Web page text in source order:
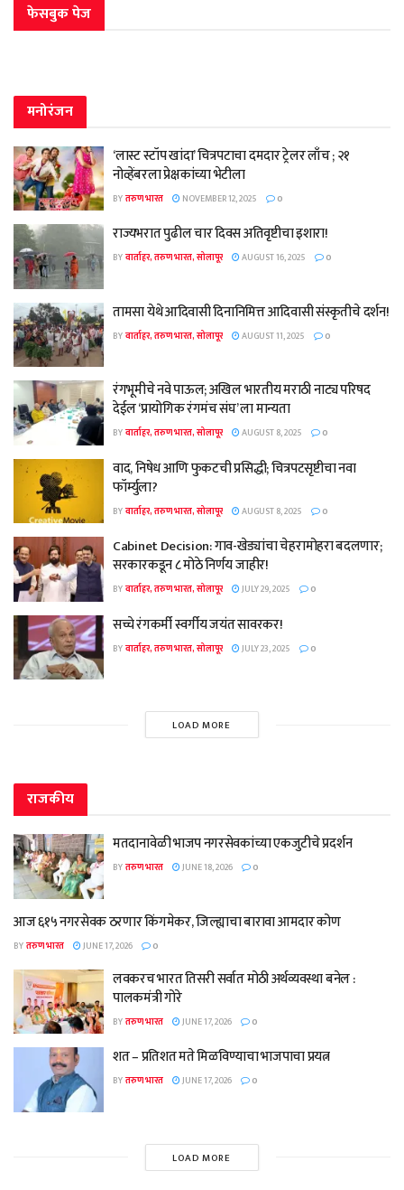
फेसबुक पेज
मनोरंजन
‘लास्ट स्टॉप खांदा’ चित्रपटाचा दमदार ट्रेलर लाँच ; २१
नोव्हेंबरला प्रेक्षकांच्या भेटीला
BYतरुण भारत NOVEMBER 12, 2025 0
राज्यभरात पुढील चार दिवस अतिवृष्टीचा इशारा!
BYवार्ताहर, तरुण भारत, सोलापूर AUGUST 16, 2025 0
तामसा येथे आदिवासी दिनानिमित्त आदिवासी संस्कृतीचे दर्शन!
BYवार्ताहर, तरुण भारत, सोलापूर AUGUST 11, 2025 0
रंगभूमीचे नवे पाऊल; अखिल भारतीय मराठी नाट्य परिषद
देईल ‘प्रायोगिक रंगमंच संघ’ ला मान्यता
BYवार्ताहर, तरुण भारत, सोलापूर AUGUST 8, 2025 0
वाद, निषेध आणि फुकटची प्रसिद्धी; चित्रपटसृष्टीचा नवा
फॉर्म्युला?
BYवार्ताहर, तरुण भारत, सोलापूर AUGUST 8, 2025 0
Cabinet Decision: गाव-खेड्यांचा चेहरामोहरा बदलणार;
सरकारकडून ८ मोठे निर्णय जाहीर!
BYवार्ताहर, तरुण भारत, सोलापूर JULY 29, 2025 0
सच्चे रंगकर्मी स्वर्गीय जयंत सावरकर!
BYवार्ताहर, तरुण भारत, सोलापूर JULY 23, 2025 0
LOAD MORE
राजकीय
मतदानावेळी भाजप नगरसेवकांच्या एकजुटीचे प्रदर्शन
BYतरुण भारत JUNE 18, 2026 0
आज ६१५ नगरसेवक ठरणार किंगमेकर, जिल्ह्याचा बारावा आमदार कोण
BYतरुण भारत JUNE 17, 2026 0
लवकरच भारत तिसरी सर्वात मोठी अर्थव्यवस्था बनेल :
पालकमंत्री गोरे
BYतरुण भारत JUNE 17, 2026 0
शत – प्रतिशत मते मिळविण्याचा भाजपाचा प्रयत्न
BYतरुण भारत JUNE 17, 2026 0
LOAD MORE